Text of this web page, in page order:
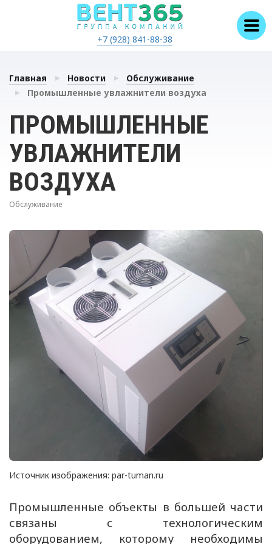
+7 (928) 841-88-38
Главная Новости
Обслуживание
Промышленные увлажнители воздуха
ПРОМЫШЛЕННЫЕ
УВЛАЖНИТЕЛИ
ВОЗДУХА
Обслуживание
Источник изображения: par-tuman.ru
Промышленные объекты в большей части
связаны с технологическим
оборудованием, которому необходимы